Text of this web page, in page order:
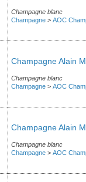
Champagne blanc
Champagne > AOC
Champagne Alain
Champagne blanc
Champagne > AOC
Champagne Alain
Champagne blanc
Champagne > AOC